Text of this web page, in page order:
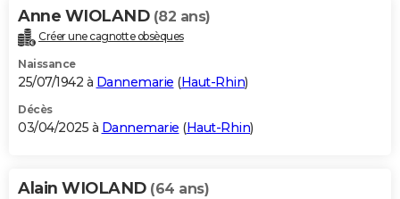
Bricolage
Lifestyle
Culture
Sport
Auto
Television
Voyage
Cinema
Anne WIOLAND (82 ans)
Créer une cagnotte obsèques
Naissance
25/07/1942 à Dannemarie (Haut-Rhin)
Décès
03/04/2025 à Dannemarie (Haut-Rhin)
Alain WIOLAND (64 ans)